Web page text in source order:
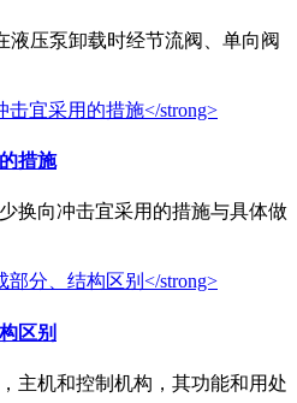
液压泵卸载时经节流阀、单向阀
措施
换向冲击宜采用的措施与具体做
区别
主机和控制机构，其功能和用处